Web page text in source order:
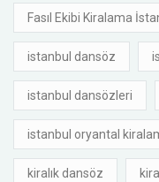
Fasıl Ekibi Kiralama
istanbul dansöz
istanbul dansözleri
istanbul oryantal
kiralık dansöz